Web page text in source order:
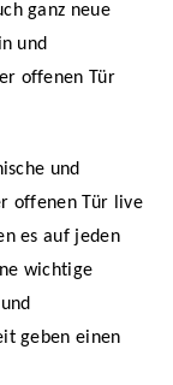
ganz neue
und
offenen Tür
und
offenen Tür live
es auf jeden
wichtige
geben einen